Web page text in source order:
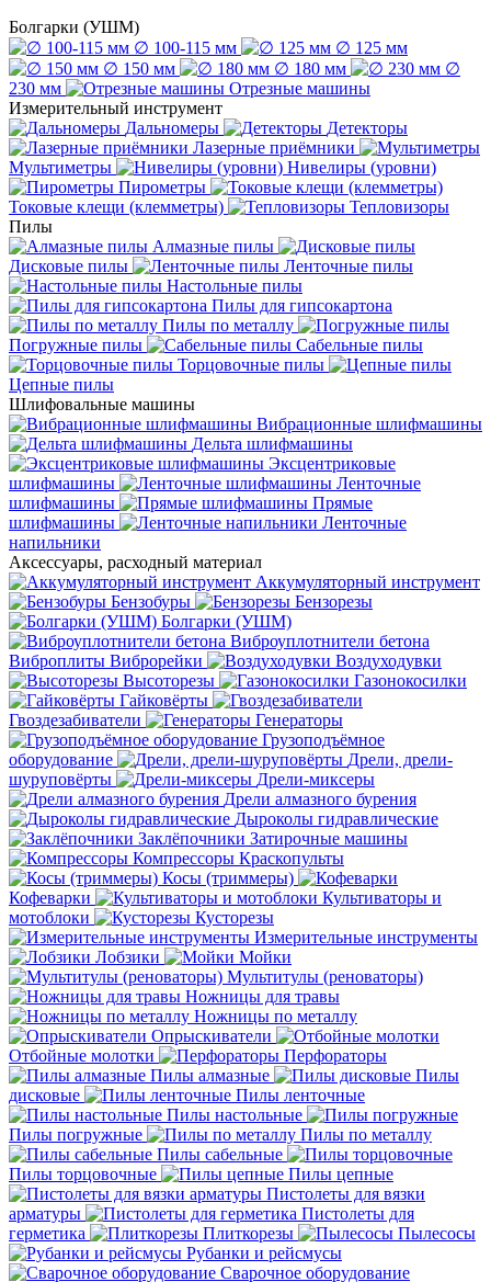
Болгарки (УШМ)
∅ 100-115 мм
∅ 125 мм
∅ 150 мм
∅ 180 мм
∅
230 мм
Отрезные машины
Измерительный инструмент
Дальномеры
Детекторы
Лазерные приёмники
Мультиметры
Нивелиры (уровни)
Пирометры
Токовые клещи (клемметры)
Тепловизоры
Пилы
Алмазные пилы
Дисковые пилы
Ленточные пилы
Настольные пилы
Пилы для гипсокартона
Пилы по металлу
Погружные пилы
Сабельные пилы
Торцовочные пилы
Цепные пилы
Шлифовальные машины
Вибрационные шлифмашины
Дельта шлифмашины
Эксцентриковые
шлифмашины
Ленточные
шлифмашины
Прямые
шлифмашины
Ленточные
напильники
Аксессуары, расходный материал
Аккумуляторный инструмент
Бензобуры
Бензорезы
Болгарки (УШМ)
Виброуплотнители бетона
Виброплиты Виброрейки
Воздуходувки
Высоторезы
Газонокосилки
Гайковёрты
Гвоздезабиватели
Генераторы
Грузоподъёмное
оборудование
Дрели, дрели-
шуруповёрты
Дрели-миксеры
Дрели алмазного бурения
Дыроколы гидравлические
Заклёпочники Затирочные машины
Компрессоры Краскопульты
Косы (триммеры)
Кофеварки
Культиваторы и
мотоблоки
Кусторезы
Измерительные инструменты
Лобзики
Мойки
Мультитулы (реноваторы)
Ножницы для травы
Ножницы по металлу
Опрыскиватели
Отбойные молотки
Перфораторы
Пилы алмазные
Пилы
дисковые
Пилы ленточные
Пилы настольные
Пилы погружные
Пилы по металлу
Пилы сабельные
Пилы торцовочные
Пилы цепные
Пистолеты для вязки
арматуры
Пистолеты для
герметика
Плиткорезы
Пылесосы
Рубанки и рейсмусы
Сварочное оборудование